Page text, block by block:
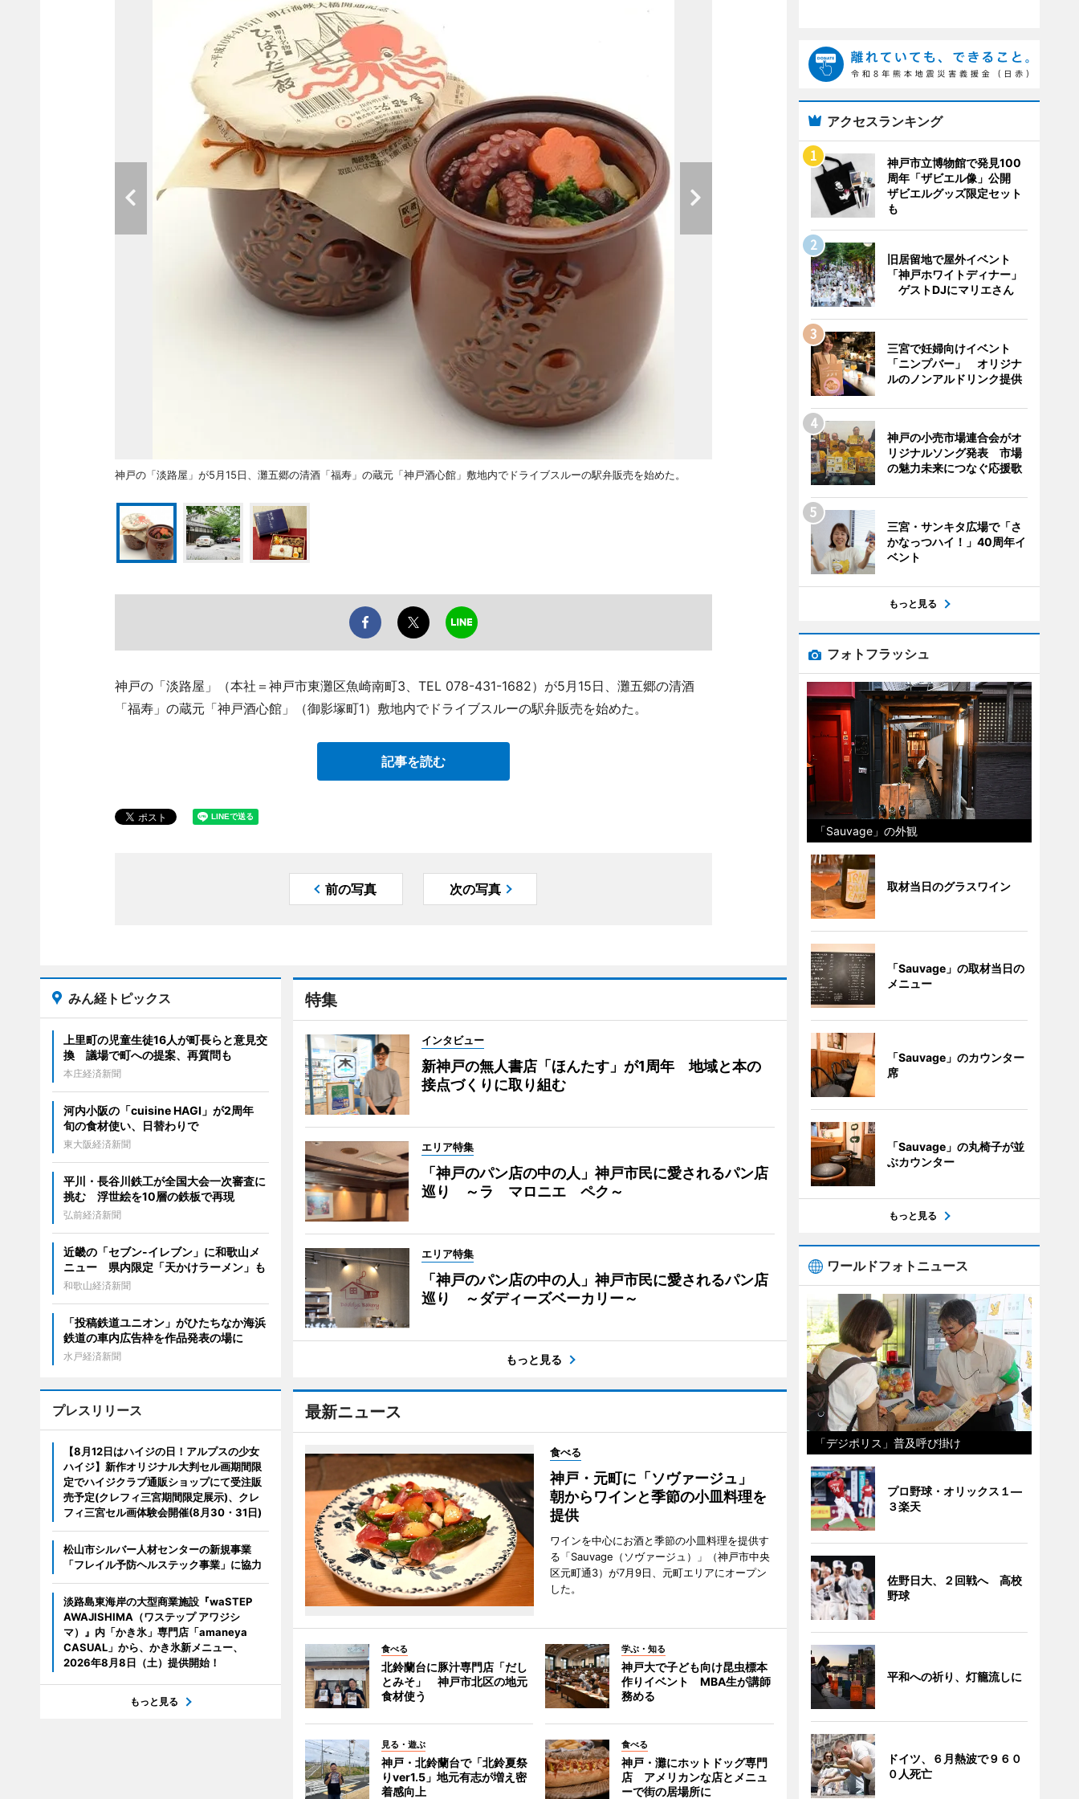
神戸の「淡路屋」が5月15日、灘五郷の清酒「福寿」の蔵元「神戸酒心館」敷地内でドライブスルーの駅弁販売を始めた。
神戸の「淡路屋」（本社＝神戸市東灘区魚崎南町3、TEL 078-431-1682）が5月15日、灘五郷の清酒
「福寿」の蔵元「神戸酒心館」（御影塚町1）敷地内でドライブスルーの駅弁販売を始めた。
記事を読む
前の写真 次の写真
特集
インタビュー
新神戸の無人書店「ほんたす」が1周年 地域と本の
接点づくりに取り組む
エリア特集
「神戸のパン店の中の人」神戸市民に愛されるパン店
巡り ～ラ マロニエ ペク～
エリア特集
「神戸のパン店の中の人」神戸市民に愛されるパン店
巡り ～ダディーズベーカリー～
もっと見る
最新ニュース
食べる
神戸・元町に「ソヴァージュ」
朝からワインと季節の小皿料理を
提供
ワインを中心にお酒と季節の小皿料理を提供す
る「Sauvage（ソヴァージュ）」（神戸市中央
区元町通3）が7月9日、元町エリアにオープン
した。
食べる
北鈴蘭台に豚汁専門店「だし
とみそ」 神戸市北区の地元
食材使う
学ぶ・知る
神戸大で子ども向け昆虫標本
作りイベント MBA生が講師
務める
見る・遊ぶ
神戸・北鈴蘭台で「北鈴夏祭
りver1.5」地元有志が増え密
着感向上
食べる
神戸・灘にホットドッグ専門
店 アメリカンな店とメニュ
ーで街の居場所に
みん経トピックス
上里町の児童生徒16人が町長らと意見交
換 議場で町への提案、再質問も
本庄経済新聞
河内小阪の「cuisine HAGI」が2周年
旬の食材使い、日替わりで
東大阪経済新聞
平川・長谷川鉄工が全国大会一次審査に
挑む 浮世絵を10層の鉄板で再現
弘前経済新聞
近畿の「セブン-イレブン」に和歌山メ
ニュー 県内限定「天かけラーメン」も
和歌山経済新聞
「投稿鉄道ユニオン」がひたちなか海浜
鉄道の車内広告枠を作品発表の場に
水戸経済新聞
プレスリリース
【8月12日はハイジの日！アルプスの少女
ハイジ】新作オリジナル大判セル画期間限
定でハイジクラブ通販ショップにて受注販
売予定(クレフィ三宮期間限定展示)、クレ
フィ三宮セル画体験会開催(8月30・31日)
松山市シルバー人材センターの新規事業
「フレイル予防ヘルステック事業」に協力
淡路島東海岸の大型商業施設『waSTEP
AWAJISHIMA（ワステップ アワジシ
マ）』内「かき氷」専門店「amaneya
CASUAL」から、かき氷新メニュー、
2026年8月8日（土）提供開始！
もっと見る
アクセスランキング
神戸市立博物館で発見100
周年「ザビエル像」公開
ザビエルグッズ限定セット
も
旧居留地で屋外イベント
「神戸ホワイトディナー」
ゲストDJにマリエさん
三宮で妊婦向けイベント
「ニンプバー」 オリジナ
ルのノンアルドリンク提供
神戸の小売市場連合会がオ
リジナルソング発表 市場
の魅力未来につなぐ応援歌
三宮・サンキタ広場で「さ
かなっつハイ！」40周年イ
ベント
もっと見る
フォトフラッシュ
「Sauvage」の外観
取材当日のグラスワイン
「Sauvage」の取材当日の
メニュー
「Sauvage」のカウンター
席
「Sauvage」の丸椅子が並
ぶカウンター
もっと見る
ワールドフォトニュース
「デジポリス」普及呼び掛け
プロ野球・オリックス１―
３楽天
佐野日大、２回戦へ 高校
野球
平和への祈り、灯籠流しに
ドイツ、６月熱波で９６０
０人死亡